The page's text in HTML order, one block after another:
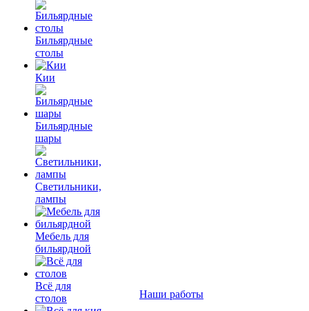
Бильярдные
столы
Кии
Бильярдные
шары
Светильники,
лампы
Мебель для
бильярдной
Всё для
столов
Наши работы